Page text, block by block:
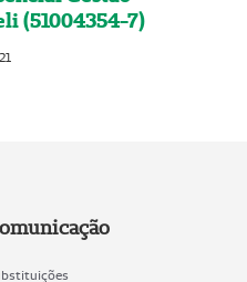
(51004354-7)